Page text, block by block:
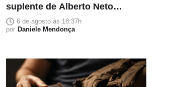
suplente de Alberto Neto
homenageia pai falecido e
carrega significado familiar
6 de agosto às 18:37h
por Daniele Mendonça